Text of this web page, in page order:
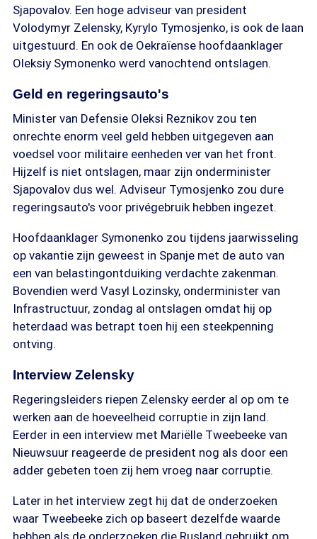
Sjapovalov. Een hoge adviseur van president
Volodymyr Zelensky, Kyrylo Tymosjenko, is ook de laan
uitgestuurd. En ook de Oekraïense hoofdaanklager
Oleksiy Symonenko werd vanochtend ontslagen.
Geld en regeringsauto's
Minister van Defensie Oleksi Reznikov zou ten
onrechte enorm veel geld hebben uitgegeven aan
voedsel voor militaire eenheden ver van het front.
Hijzelf is niet ontslagen, maar zijn onderminister
Sjapovalov dus wel. Adviseur Tymosjenko zou dure
regeringsauto's voor privégebruik hebben ingezet.
Hoofdaanklager Symonenko zou tijdens jaarwisseling
op vakantie zijn geweest in Spanje met de auto van
een van belastingontduiking verdachte zakenman.
Bovendien werd Vasyl Lozinsky, onderminister van
Infrastructuur, zondag al ontslagen omdat hij op
heterdaad was betrapt toen hij een steekpenning
ontving.
Interview Zelensky
Regeringsleiders riepen Zelensky eerder al op om te
werken aan de hoeveelheid corruptie in zijn land.
Eerder in een interview met Mariëlle Tweebeeke van
Nieuwsuur reageerde de president nog als door een
adder gebeten toen zij hem vroeg naar corruptie.
Later in het interview zegt hij dat de onderzoeken
waar Tweebeeke zich op baseert dezelfde waarde
hebben als de onderzoeken die Rusland gebruikt om